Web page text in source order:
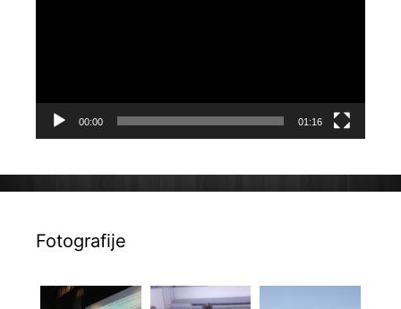
00:00 01:16
Fotografije